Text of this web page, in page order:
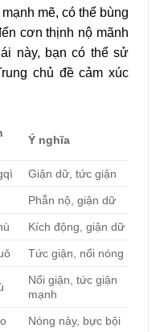
mẽ, có thể bùng
cơn thịnh nộ mãnh
này, bạn có thể sử
chủ đề cảm xúc
Ý nghĩa
Giận dữ, tức giận
Phẫn nộ, giận dữ
Kích động, giận dữ
Tức giận, nổi nóng
Nổi giận, tức giận
mạnh
Nóng nảy, bực bội